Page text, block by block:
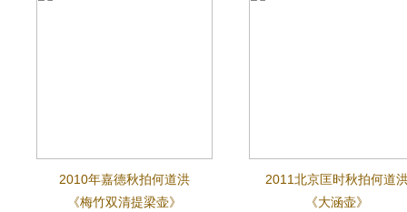
2010年嘉德秋拍何道洪
《梅竹双清提梁壶》
2011北京匡时秋拍何道
《大涵壶》